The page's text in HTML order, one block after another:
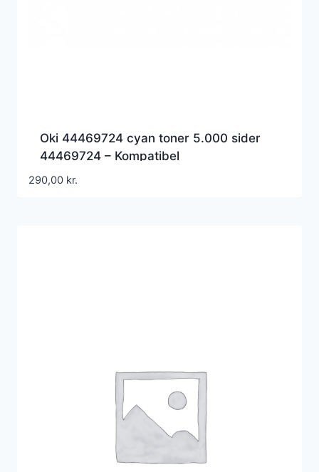
Oki 44469724 cyan toner 5.000 sider
44469724 – Kompatibel
290,00 kr.